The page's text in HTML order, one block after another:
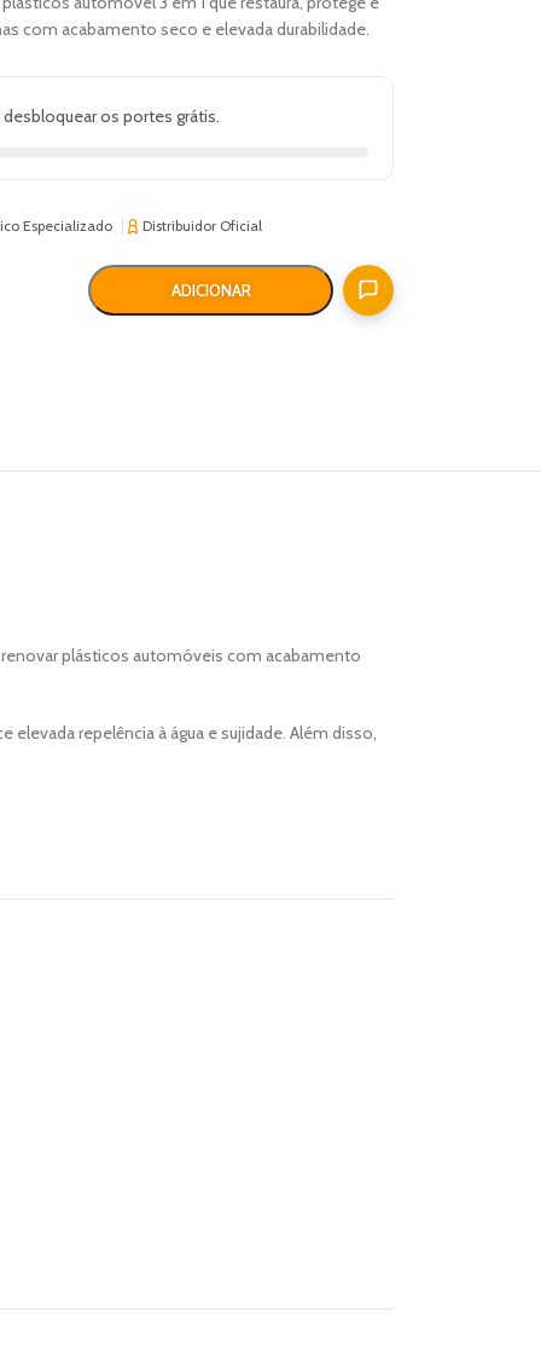
com acabamento seco e elevada durabilidade.
desbloquear os portes grátis.
Especializado Distribuidor Oficial
ADICIONAR
plásticos automóveis com acabamento
repelência à água e sujidade. Além disso,